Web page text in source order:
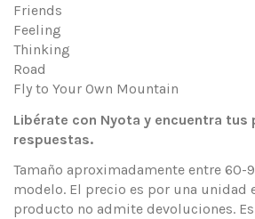
Friends
Feeling
Thinking
Road
Fly to Your Own Mountain
Libérate con Nyota y encuentra tus
respuestas.
Tamaño aproximadamente entre 60-
modelo. El precio es por una unidad
producto no admite devoluciones.